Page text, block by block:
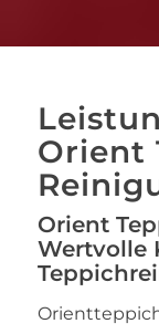
Orient
Orient
Wertvolle